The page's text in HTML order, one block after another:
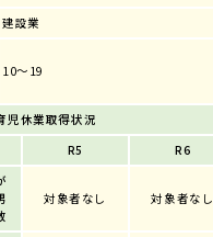
建設業
10～19
児休業取得状況
R5
R6
対象者なし 対象者なし